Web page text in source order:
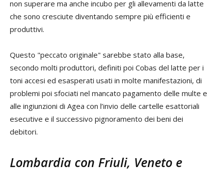
non superare ma anche incubo per gli allevamenti da latte
che sono cresciute diventando sempre più efficienti e
produttivi.
Questo "peccato originale" sarebbe stato alla base,
secondo molti produttori, definiti poi Cobas del latte per i
toni accesi ed esasperati usati in molte manifestazioni, di
problemi poi sfociati nel mancato pagamento delle multe e
alle ingiunzioni di Agea con l’invio delle cartelle esattoriali
esecutive e il successivo pignoramento dei beni dei
debitori.
Lombardia con Friuli, Veneto e